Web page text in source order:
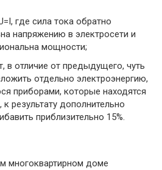
где сила тока обратно
напряжению в электросети и
мощности;
в отличие от предыдущего, чуть
отдельно электроэнергию,
приборами, которые находятся
результату дополнительно
приблизительно 15%.
многоквартирном доме